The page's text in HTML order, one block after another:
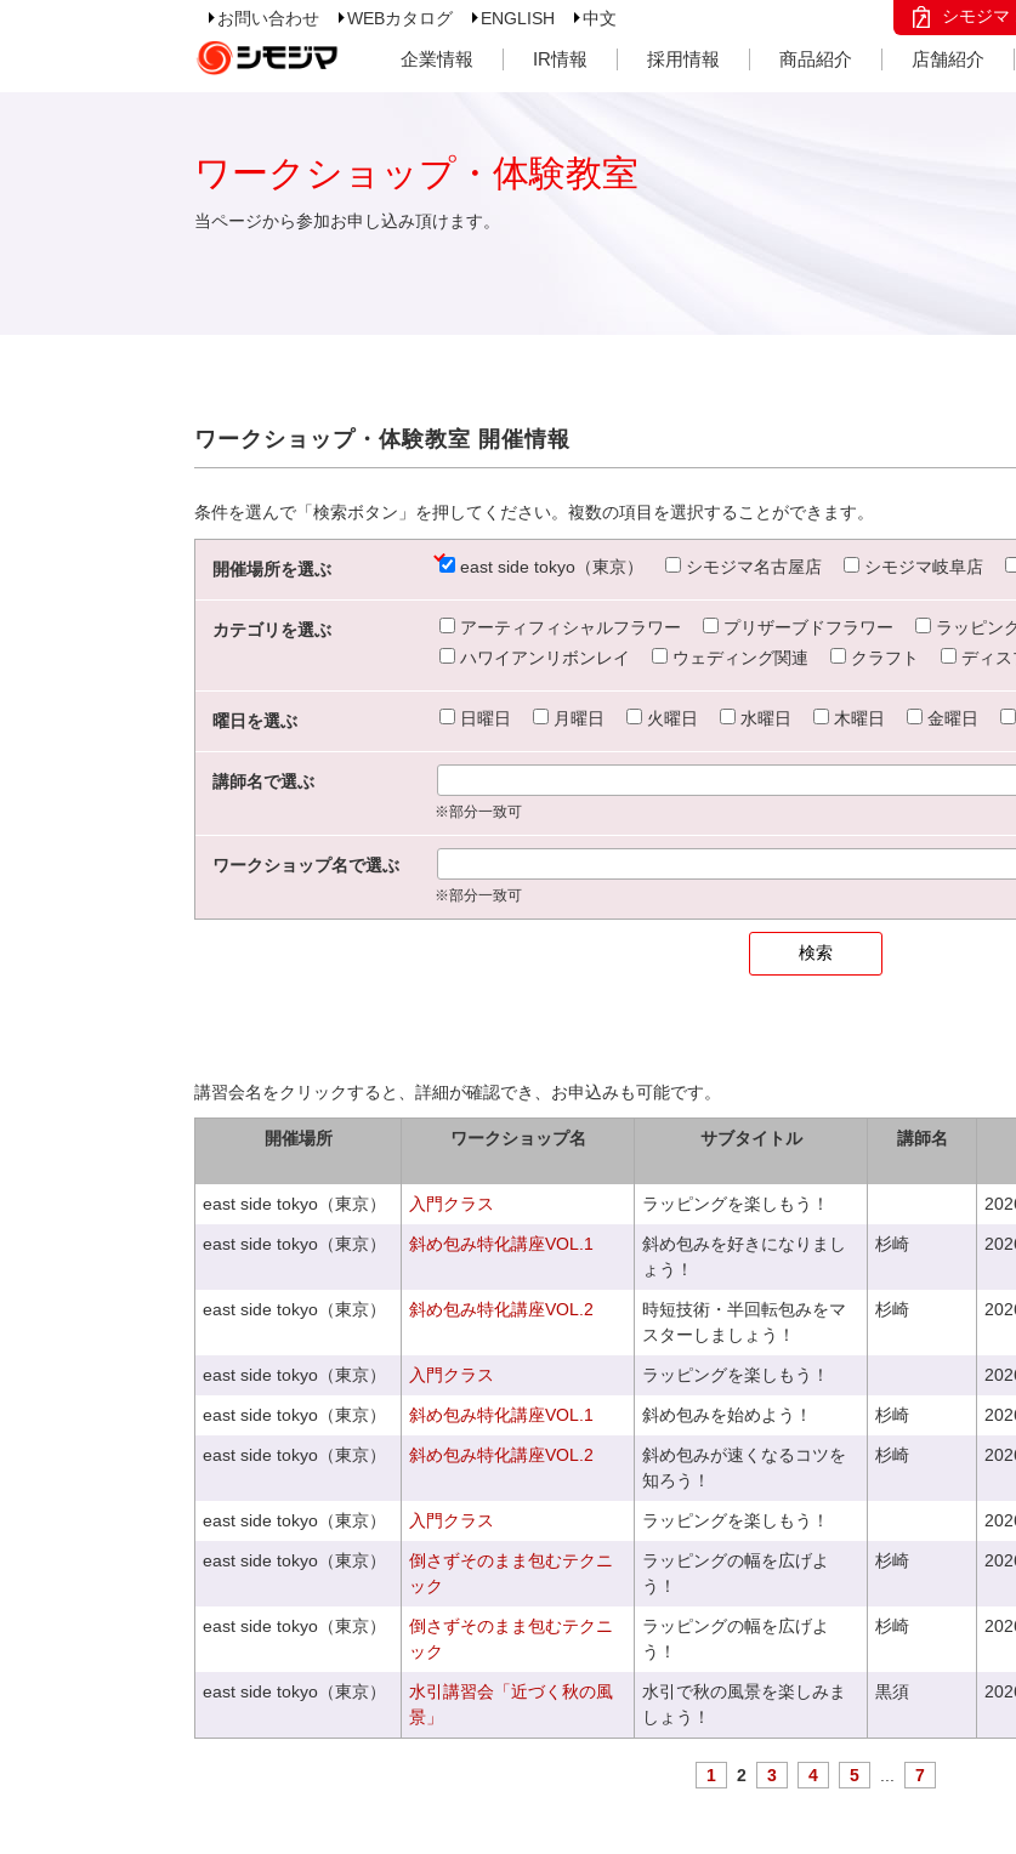
お問い合わせ WEBカタログ ENGLISH 中文 シモジマ
企業情報 IR情報 採用情報 商品紹介 店舗紹介
ワークショップ・体験教室
当ページから参加お申し込み頂けます。
ワークショップ・体験教室 開催情報
条件を選んで「検索ボタン」を押してください。複数の項目を選択することができます。
開催場所を選ぶ east side tokyo（東京） シモジマ名古屋店 シモジマ岐阜店
カテゴリを選ぶ アーティフィシャルフラワー プリザーブドフラワー ラッピン
ハワイアンリボンレイ
ウェディング関連 クラフト ディス
曜日を選ぶ 日曜日 月曜日 火曜日 水曜日 木曜日 金曜日
講師名で選ぶ
※部分一致可
ワークショップ名で選ぶ
※部分一致可
講習会名をクリックすると、詳細が確認でき、お申込みも可能です。
開催場所 ワークショップ名 サブタイトル 講師名
east side tokyo（東京） 入門クラス ラッピングを楽しもう！
east side tokyo（東京） 斜め包み特化講座VOL.1
斜め包みを好きになりまし
ょう！
杉崎
east side tokyo（東京） 斜め包み特化講座VOL.2
時短技術・半回転包みをマ
スターしましょう！
杉崎
east side tokyo（東京） 入門クラス ラッピングを楽しもう！
east side tokyo（東京） 斜め包み特化講座VOL.1 斜め包みを始めよう！ 杉崎
east side tokyo（東京） 斜め包み特化講座VOL.2
斜め包みが速くなるコツを
知ろう！
杉崎
east side tokyo（東京） 入門クラス ラッピングを楽しもう！
east side tokyo（東京）
倒さずそのまま包むテクニ
ック
ラッピングの幅を広げよ
う！
杉崎
east side tokyo（東京）
倒さずそのまま包むテクニ
ック
ラッピングの幅を広げよ
う！
杉崎
east side tokyo（東京）
水引講習会「近づく秋の風
景」
水引で秋の風景を楽しみま
しょう！
黒須
1 2 3 4 5 7